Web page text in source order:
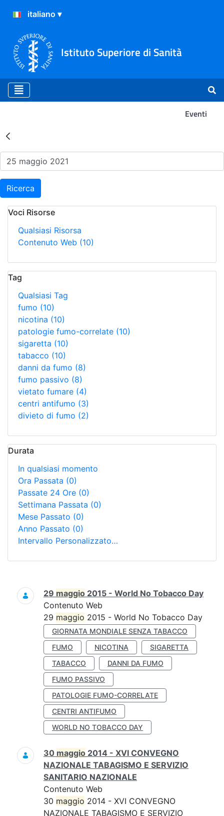
Istituto Superiore di Sanità
Eventi
Risultati della Ricerca -
Ricerca
Voci Risorse
Qualsiasi Risorsa
Contenuto Web (10)
Tag
Qualsiasi Tag
fumo (10)
nicotina (10)
patologie fumo-correlate (10)
sigaretta (10)
tabacco (10)
danni da fumo (8)
fumo passivo (8)
vietato fumare (4)
centri antifumo (3)
divieto di fumo (2)
Durata
In qualsiasi momento
Ora Passata (0)
Passate 24 Ore (0)
Settimana Passata (0)
Mese Passato (0)
Anno Passato (0)
Intervallo Personalizzato…
Ricerca
29 maggio 2015 - World No Tobacco Day
Contenuto Web
29 maggio 2015 - World No Tobacco Day
GIORNATA MONDIALE SENZA TABACCO
FUMO
NICOTINA
SIGARETTA
TABACCO
DANNI DA FUMO
FUMO PASSIVO
PATOLOGIE FUMO-CORRELATE
CENTRI ANTIFUMO
WORLD NO TOBACCO DAY
30 maggio 2014 - XVI CONVEGNO
NAZIONALE TABAGISMO E SERVIZIO
SANITARIO NAZIONALE
Contenuto Web
30 maggio 2014 - XVI CONVEGNO
NAZIONALE TABAGISMO E SERVIZIO